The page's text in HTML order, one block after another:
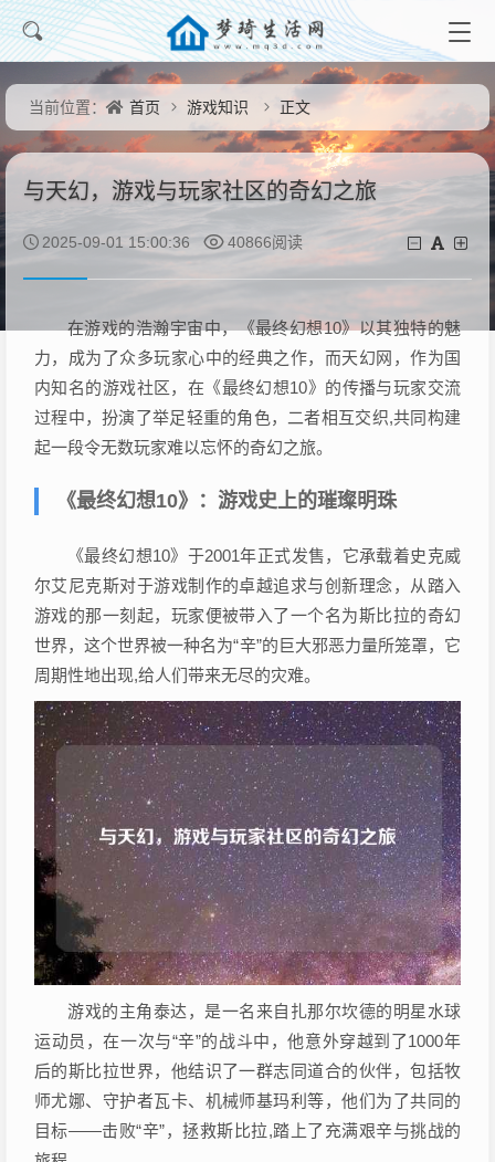
当前位置： 首页 游戏知识 正文
与天幻，游戏与玩家社区的奇幻之旅
2025-09-01 15:00:36 40866阅读
在游戏的浩瀚宇宙中，《最终幻想10》以其独特的魅
力，成为了众多玩家心中的经典之作，而天幻网，作为国
内知名的游戏社区，在《最终幻想10》的传播与玩家交流
过程中，扮演了举足轻重的角色，二者相互交织,共同构建
起一段令无数玩家难以忘怀的奇幻之旅。
《最终幻想10》：游戏史上的璀璨明珠
《最终幻想10》于2001年正式发售，它承载着史克威
尔艾尼克斯对于游戏制作的卓越追求与创新理念，从踏入
游戏的那一刻起，玩家便被带入了一个名为斯比拉的奇幻
世界，这个世界被一种名为“辛”的巨大邪恶力量所笼罩，它
周期性地出现,给人们带来无尽的灾难。
游戏的主角泰达，是一名来自扎那尔坎德的明星水球
运动员，在一次与“辛”的战斗中，他意外穿越到了1000年
后的斯比拉世界，他结识了一群志同道合的伙伴，包括牧
师尤娜、守护者瓦卡、机械师基玛利等，他们为了共同的
目标——击败“辛”，拯救斯比拉,踏上了充满艰辛与挑战的